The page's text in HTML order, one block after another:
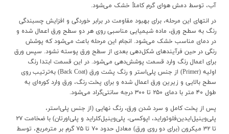
آب، توسط دمش هوای گرم کاملاً خشک می‌شود.
در انتهای این مرحله، برای بهبود مقاومت در برابر خوردگی و افزایش چسبندگی
رنگ به سطح ورق، ماده شیمیایی مناسبی روی هر دو سطح ورق اعمال شده و
در دمای مناسب خشک می‌شود. انجام این مرحله باعث می‌شود که پوشش
رنگی در حین فرآیندهای شکل‌دهی بعدی از سطح ورق پوسته نشود. سپس ورق
برای اعمال رنگ وارد قسمت پوشش‌دهی می‌شود. در این قسمت ابتدا رنگ
اولیه (Primer) از جنس پلی‌استر و رنگ پشت ورق (Back Coat) به‌ترتیب روی
سطح بالایی و زیرین ورق اعمال شده و برای پخت رنگ، ورق وارد کوره‌ای به
طول ۴۰ متر با دمای ۲۵۰ تا ۳۰۰ درجه سانتی‌گراد می‌شود.
پس از پخت کامل و سرد شدن ورق، رنگ نهایی (از جنس پلی‌استر،
پلی‌وینیل‌ایدین‌فلوئوراید، اپوکسی، پلی‌وینیل‌کلراید و پلی‌اورتان) با ضخامت ۲۷
تا ۳۲ میکرون (برای دو روی ورق) معادل حدود ۷۰ تا ۷۵ گرم بر مترمربع، توسط